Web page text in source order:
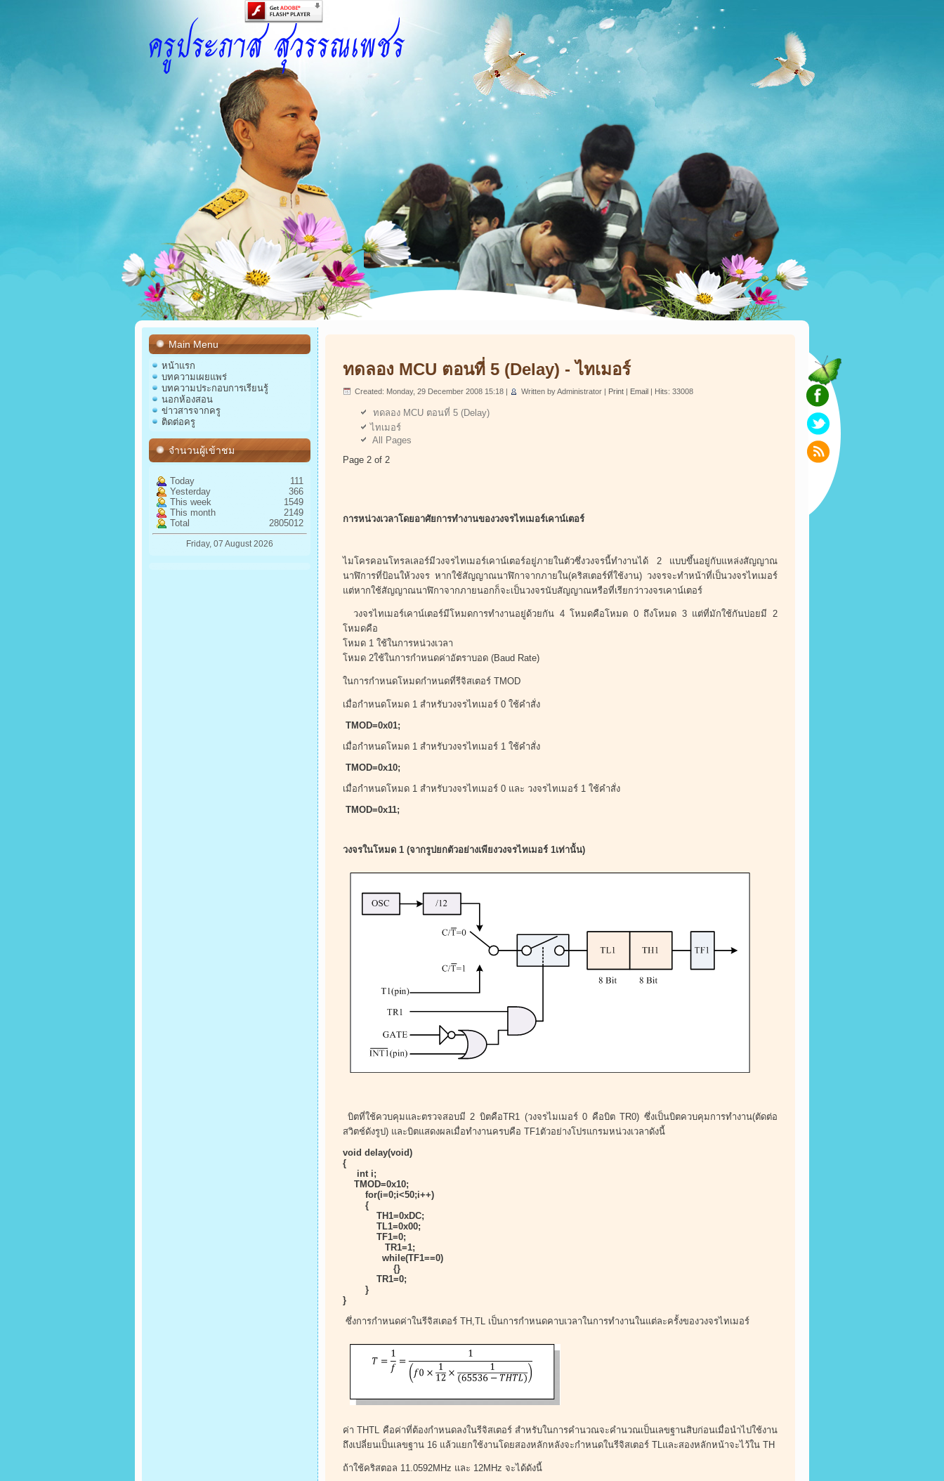
Main Menu
หน้าแรก
บทความเผยแพร่
บทความประกอบการเรียนรู้
นอกห้องสอน
ข่าวสารจากครู
ติดต่อครู
จำนวนผู้เข้าชม
Today
111
Yesterday
366
This week
1549
This month
2149
Total
2805012
Friday, 07 August 2026
ทดลอง MCU ตอนที่ 5 (Delay) - ไทเมอร์
Created: Monday, 29 December 2008 15:18 | Written by Administrator | Print | Email | Hits: 33008
ทดลอง MCU ตอนที่ 5 (Delay)
ไทเมอร์
All Pages
Page 2 of 2
การหน่วงเวลาโดยอาศัยการทำงานของวงจรไทเมอร์เคาน์เตอร์
ไมโครคอนโทรลเลอร์มีวงจรไทเมอร์เคาน์เตอร์อยู่ภายในตัวซึ่งวงจรนี้ทำงานได้ 2 แบบขึ้นอยู่กับแหล่งสัญญาณ
นาฬิการที่ป้อนให้วงจร หากใช้สัญญาณนาฬิกาจากภายใน(คริสเตอร์ที่ใช้งาน) วงจรจะทำหน้าที่เป็นวงจรไทเมอร์
แต่หากใช้สัญญาณนาฬิกาจากภายนอกก็จะเป็นวงจรนับสัญญาณหรือที่เรียกว่าวงจรเคาน์เตอร์
วงจรไทเมอร์เคาน์เตอร์มีโหมดการทำงานอยู่ด้วยกัน 4 โหมดคือโหมด 0 ถึงโหมด 3 แต่ที่มักใช้กันบ่อยมี 2
โหมดคือ
โหมด 1 ใช้ในการหน่วงเวลา
โหมด 2ใช้ในการกำหนดค่าอัตราบอด (Baud Rate)
ในการกำหนดโหมดกำหนดที่รีจิสเตอร์ TMOD
เมื่อกำหนดโหมด 1 สำหรับวงจรไทเมอร์ 0 ใช้คำสั่ง
TMOD=0x01;
เมื่อกำหนดโหมด 1 สำหรับวงจรไทเมอร์ 1 ใช้คำสั่ง
TMOD=0x10;
เมื่อกำหนดโหมด 1 สำหรับวงจรไทเมอร์ 0 และ วงจรไทเมอร์ 1 ใช้คำสั่ง
TMOD=0x11;
วงจรในโหมด 1 (จากรูปยกตัวอย่างเพียงวงจรไทเมอร์ 1เท่านั้น)
บิตที่ใช้ควบคุมและตรวจสอบมี 2 บิตคือTR1 (วงจรไมเมอร์ 0 คือบิต TR0) ซึ่งเป็นบิตควบคุมการทำงาน(ตัดต่อ
สวิตช์ดังรูป) และบิตแสดงผลเมื่อทำงานครบคือ TF1ตัวอย่างโปรแกรมหน่วงเวลาดังนี้
void delay(void)
{
int i;
TMOD=0x10;
for(i=0;i<50;i++)
{
TH1=0xDC;
TL1=0x00;
TF1=0;
TR1=1;
while(TF1==0)
{}
TR1=0;
}
}
ซึ่งการกำหนดค่าในรีจิสเตอร์ TH,TL เป็นการกำหนดคาบเวลาในการทำงานในแต่ละครั้งของวงจรไทเมอร์
ค่า THTL คือค่าที่ต้องกำหนดลงในรีจิสเตอร์ สำหรับในการคำนวณจะคำนวณเป็นเลขฐานสิบก่อนเมื่อนำไปใช้งาน
ถึงเปลี่ยนเป็นเลขฐาน 16 แล้วแยกใช้งานโดยสองหลักหลังจะกำหนดในรีจิสเตอร์ TLและสองหลักหน้าจะไว้ใน TH
ถ้าใช้คริสตอล 11.0592MHz และ 12MHz จะได้ดังนี้